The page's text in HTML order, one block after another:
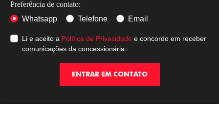
Preferência de contato:
Whatsapp
Telefone Email
Li e aceito a Política de Privacidade e concordo em receber
comunicações da concessionária.
ENTRAR EM CONTATO